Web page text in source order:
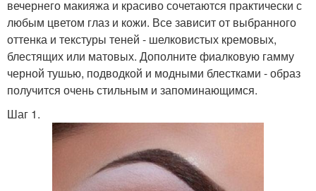
вечернего макияжа и красиво сочетаются практически с
любым цветом глаз и кожи. Все зависит от выбранного
оттенка и текстуры теней - шелковистых кремовых,
блестящих или матовых. Дополните фиалковую гамму
черной тушью, подводкой и модными блестками - образ
получится очень стильным и запоминающимся.
Шаг 1.